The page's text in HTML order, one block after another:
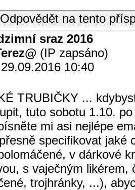
Odpovědět na tento
sraz 2016
(IP zapsáno)
10:40
TRUBIČKY ...
tuto sobotu 1.10.
mi asi nejlépe
specifikovat jaké
v dárkové
s vaječným
trojhránky, ...),